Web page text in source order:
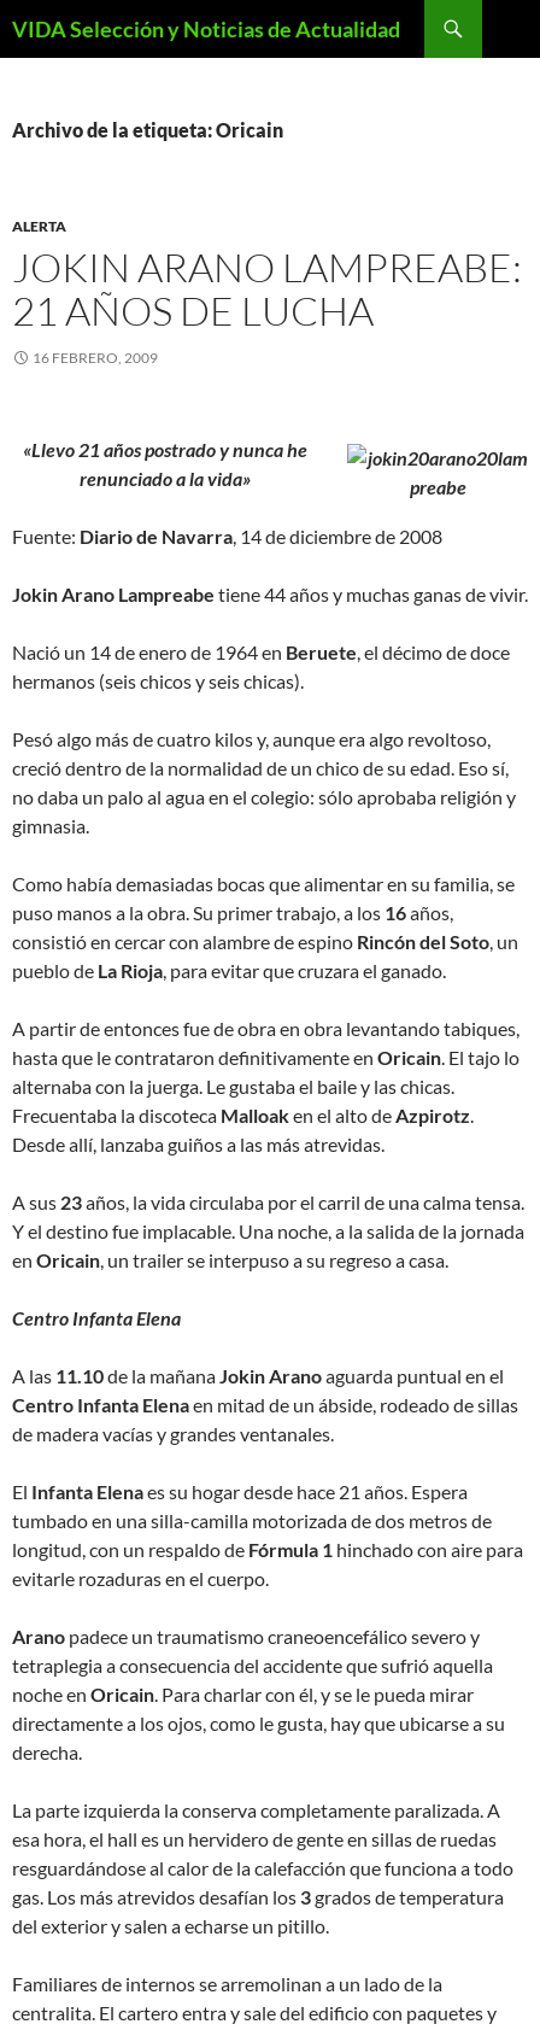
VIDA Selección y Noticias de Actualidad
Archivo de la etiqueta: Oricain
ALERTA
JOKIN ARANO LAMPREABE:
21 AÑOS DE LUCHA
16 FEBRERO, 2009
«Llevo 21 años postrado y nunca he
renunciado a la vida»
Fuente: Diario de Navarra, 14 de diciembre de 2008
Jokin Arano Lampreabe tiene 44 años y muchas ganas de vivir.
Nació un 14 de enero de 1964 en Beruete, el décimo de doce
hermanos (seis chicos y seis chicas).
Pesó algo más de cuatro kilos y, aunque era algo revoltoso,
creció dentro de la normalidad de un chico de su edad. Eso sí,
no daba un palo al agua en el colegio: sólo aprobaba religión y
gimnasia.
Como había demasiadas bocas que alimentar en su familia, se
puso manos a la obra. Su primer trabajo, a los 16años,
consistió en cercar con alambre de espino Rincón del Soto, un
pueblo de La Rioja, para evitar que cruzara el ganado.
A partir de entonces fue de obra en obra levantando tabiques,
hasta que le contrataron definitivamente en Oricain. El tajo lo
alternaba con la juerga. Le gustaba el baile y las chicas.
Frecuentaba la discoteca Malloaken el alto deAzpirotz.
Desde allí, lanzaba guiños a las más atrevidas.
A sus 23años, la vida circulaba por el carril de una calma tensa.
Y el destino fue implacable. Una noche, a la salida de la jornada
en Oricain, un trailer se interpuso a su regreso a casa.
Centro Infanta Elena
A las 11.10de la mañanaJokin Aranoaguarda puntual en el
Centro Infanta Elenaen mitad de un ábside, rodeado de sillas
de madera vacías y grandes ventanales.
El Infanta Elenaes su hogar desde hace 21 años. Espera
tumbado en una silla-camilla motorizada de dos metros de
longitud, con un respaldo de Fórmula 1 hinchado con aire para
evitarle rozaduras en el cuerpo.
Arano padece un traumatismo craneoencefálico severo y
tetraplegia a consecuencia del accidente que sufrió aquella
noche en Oricain. Para charlar con él, y se le pueda mirar
directamente a los ojos, como le gusta, hay que ubicarse a su
derecha.
La parte izquierda la conserva completamente paralizada. A
esa hora, el hall es un hervidero de gente en sillas de ruedas
resguardándose al calor de la calefacción que funciona a todo
gas. Los más atrevidos desafían los 3grados de temperatura
del exterior y salen a echarse un pitillo.
Familiares de internos se arremolinan a un lado de la
centralita. El cartero entra y sale del edificio con paquetes y